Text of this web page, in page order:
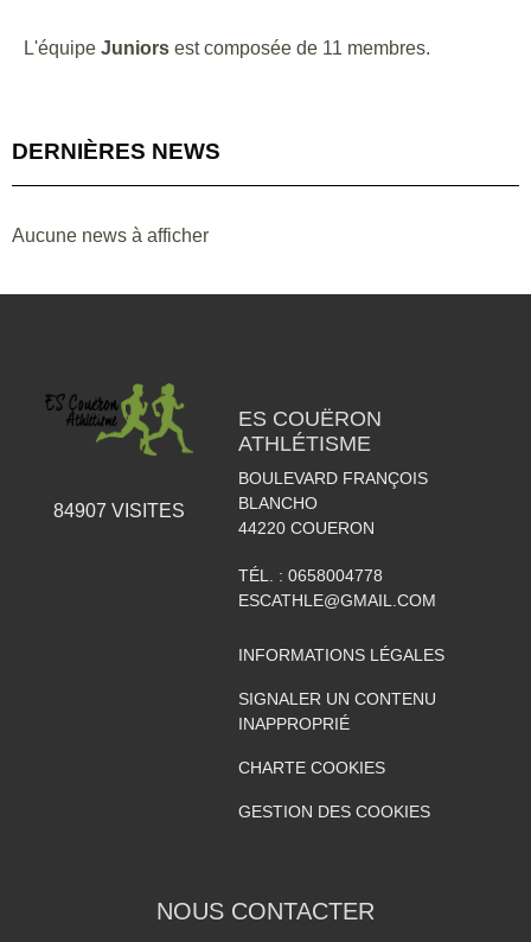
L'équipe Juniors est composée de 11 membres.
DERNIÈRES NEWS
Aucune news à afficher
84907 VISITES
ES COUËRON
ATHLÉTISME
BOULEVARD FRANÇOIS
BLANCHO
44220 COUERON
TÉL. : 0658004778
ESCATHLE@GMAIL.COM
INFORMATIONS LÉGALES
SIGNALER UN CONTENU
INAPPROPRIÉ
CHARTE COOKIES
GESTION DES COOKIES
NOUS CONTACTER